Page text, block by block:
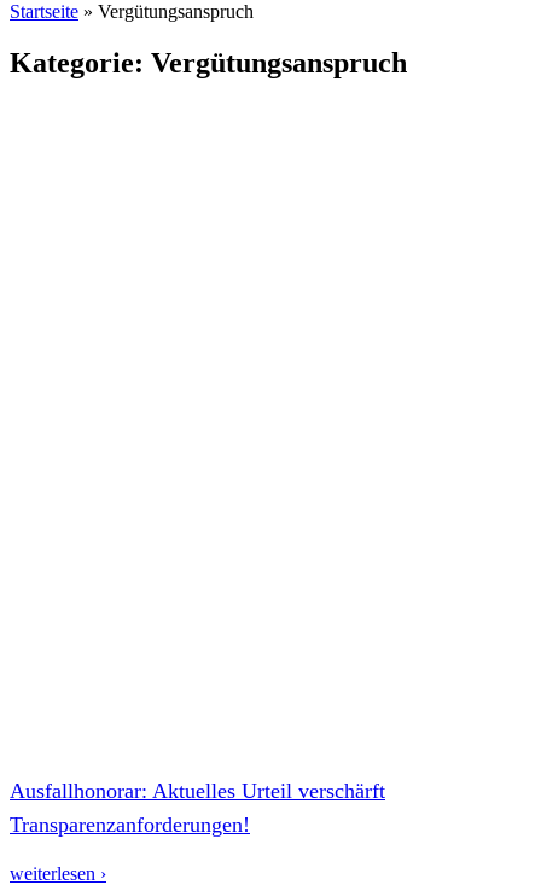
Startseite » Vergütungsanspruch
Kategorie: Vergütungsanspruch
Ausfallhonorar: Aktuelles Urteil verschärft
Transparenzanforderungen!
weiterlesen ›